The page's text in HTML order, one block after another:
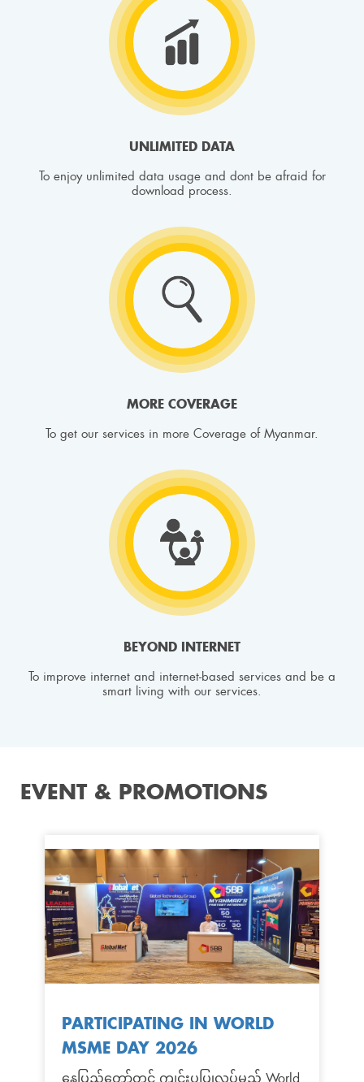
UNLIMITED DATA
To enjoy unlimited data usage and dont be afraid for
download process.
MORE COVERAGE
To get our services in more Coverage of Myanmar.
BEYOND INTERNET
To improve internet and internet-based services and be a
smart living with our services.
EVENT & PROMOTIONS
PARTICIPATING IN WORLD
MSME DAY 2026
နေပြည်တော်တွင် ကျင်းပပြုလုပ်မည့် World